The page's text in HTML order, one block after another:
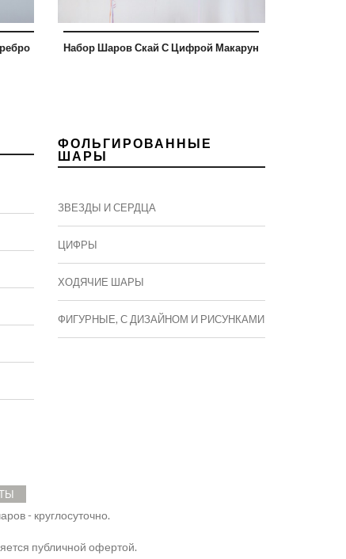
Набор Шаров Скай С Цифрой Макарун
ФОЛЬГИРОВАННЫЕ
ШАРЫ
ЗВЕЗДЫ И СЕРДЦА
ЦИФРЫ
ХОДЯЧИЕ ШАРЫ
ФИГУРНЫЕ, С ДИЗАЙНОМ И РИСУНКАМИ
- круглосуточно.
публичной офертой.